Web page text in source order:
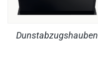
Dunstabzugshauben